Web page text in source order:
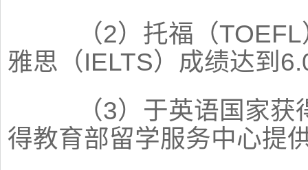
（2）托福（TOEFL
雅思（IELTS）成绩达到
（3）于英语国家获
得教育部留学服务中心提